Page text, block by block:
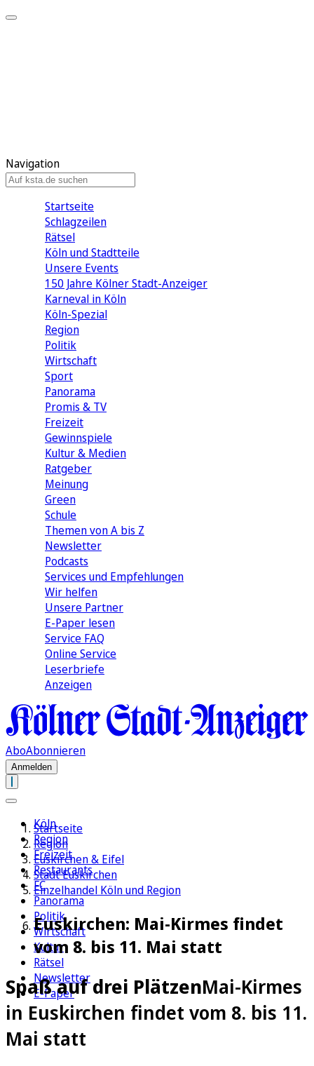
Navigation
Startseite
Schlagzeilen
Rätsel
Köln und Stadtteile
Unsere Events
150 Jahre Kölner Stadt-Anzeiger
Karneval in Köln
Köln-Spezial
Region
Politik
Wirtschaft
Sport
Panorama
Promis & TV
Freizeit
Gewinnspiele
Kultur & Medien
Ratgeber
Meinung
Green
Schule
Themen von A bis Z
Newsletter
Podcasts
Services und Empfehlungen
Wir helfen
Unsere Partner
E-Paper lesen
Service FAQ
Online Service
Leserbriefe
Anzeigen
AboAbonnieren
Anmelden
Köln
Region
Freizeit
Restaurants
FC
Panorama
Politik
Wirtschaft
Kultur
Rätsel
Newsletter
E-Paper
Startseite
Region
Euskirchen & Eifel
Stadt Euskirchen
Einzelhandel Köln und Region
Euskirchen: Mai-Kirmes findet
vom 8. bis 11. Mai statt
Spaß auf drei PlätzenMai-Kirmes
in Euskirchen findet vom 8. bis 11.
Mai statt